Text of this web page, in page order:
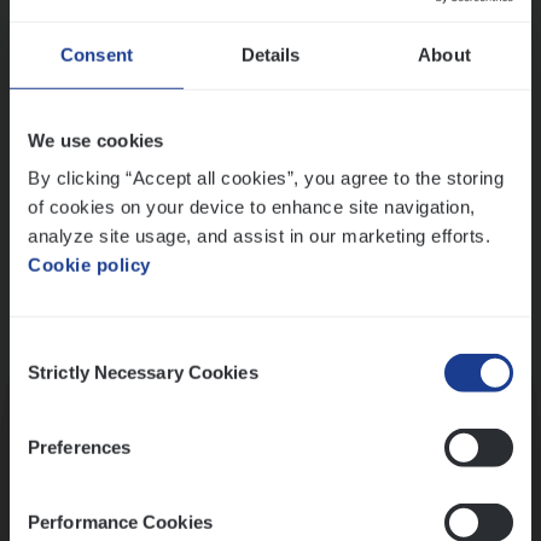
Consent Details About
We use cookies
By clicking “Accept all cookies”, you agree to the storing
of cookies on your device to enhance site navigation,
analyze site usage, and assist in our marketing efforts.
Cookie policy
Selection
Strictly Necessary Cookies
Preferences
Performance Cookies
Ons sollicitatieproces